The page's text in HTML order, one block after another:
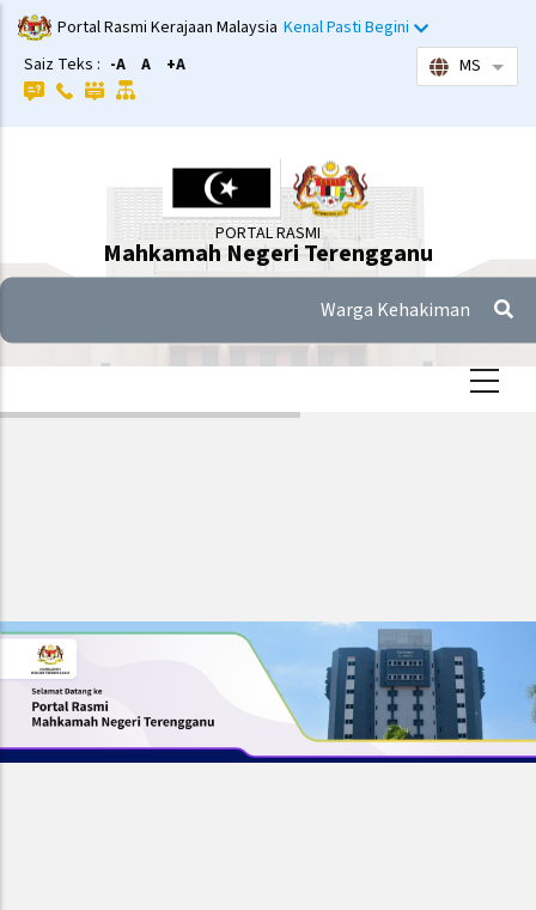
Langkau
ke
kandungan
utama
Portal Rasmi Kerajaan Malaysia Kenal Pasti Begini
Saiz Teks : -A A +A MS
PORTAL RASMI
Mahkamah Negeri Terengganu
Warga Kehakiman